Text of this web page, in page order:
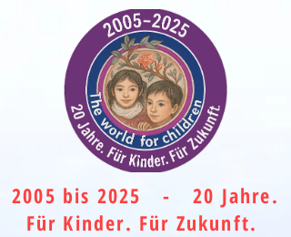
2005 bis 2025 - 20 Jahre.
Für Kinder. Für Zukunft.